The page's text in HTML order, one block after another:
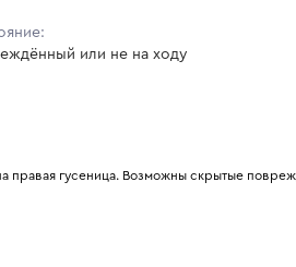
или не на ходу
правая гусеница. Возможны скрытые